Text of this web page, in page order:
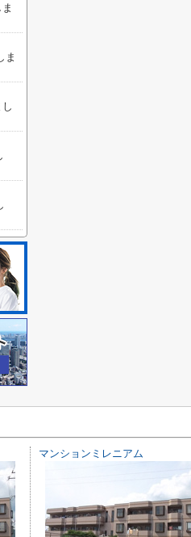
ま
マンションミレニアム